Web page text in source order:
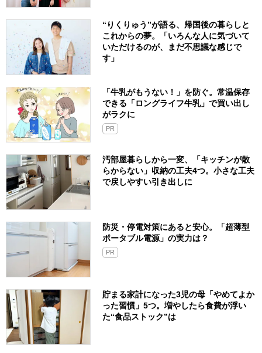
“りくりゅう”が語る、帰国後の暮らしと
これからの夢。「いろんな人に気づいて
いただけるのが、まだ不思議な感じで
す」
「牛乳がもうない！」を防ぐ。常温保存
できる「ロングライフ牛乳」で買い出し
がラクに
PR
汚部屋暮らしから一変、「キッチンが散
らからない」収納の工夫4つ。小さな工夫
で戻しやすい引き出しに
防災・停電対策にあると安心。「超薄型
ポータブル電源」の実力は？​
PR
貯まる家計になった3児の母「やめてよか
った習慣」5つ。増やしたら食費が浮い
た“食品ストック”は